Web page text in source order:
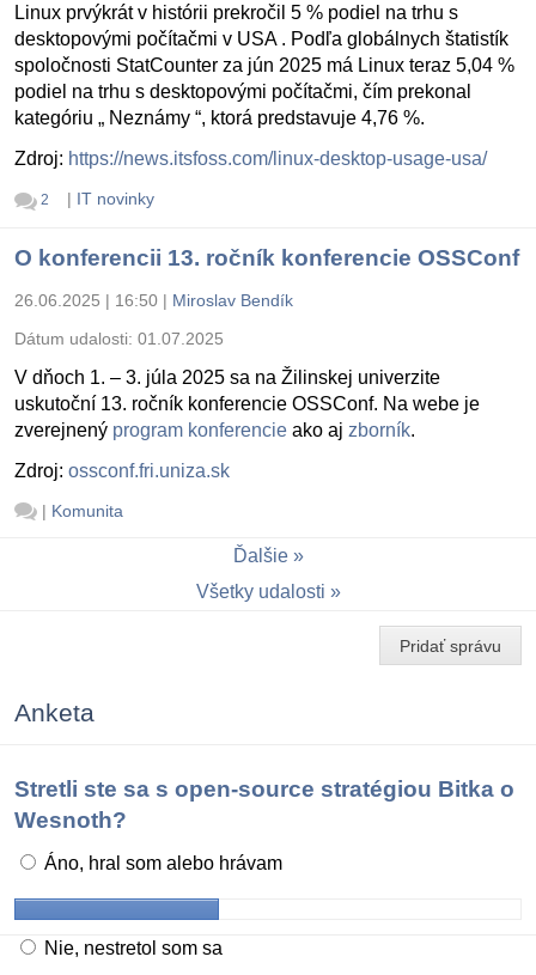
Linux prvýkrát v histórii prekročil 5 % podiel na trhu s
desktopovými počítačmi v USA . Podľa globálnych štatistík
spoločnosti StatCounter za jún 2025 má Linux teraz 5,04 %
podiel na trhu s desktopovými počítačmi, čím prekonal
kategóriu „ Neznámy “, ktorá predstavuje 4,76 %.
Zdroj: https://news.itsfoss.com/linux-desktop-usage-usa/
2 | IT novinky
O konferencii 13. ročník konferencie OSSConf
26.06.2025 | 16:50 | Miroslav Bendík
Dátum udalosti: 01.07.2025
V dňoch 1. – 3. júla 2025 sa na Žilinskej univerzite
uskutoční 13. ročník konferencie OSSConf. Na webe je
zverejnený program konferencie ako aj zborník.
Zdroj: ossconf.fri.uniza.sk
| Komunita
Ďalšie
Všetky udalosti
Pridať správu
Anketa
Stretli ste sa s open-source stratégiou Bitka o
Wesnoth?
Áno, hral som alebo hrávam
Nie, nestretol som sa